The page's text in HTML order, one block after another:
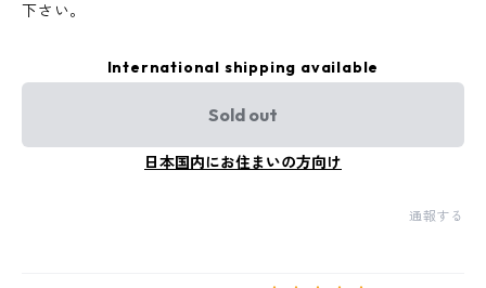
下さい。
International shipping available
Sold out
日本国内にお住まいの方向け
通報する